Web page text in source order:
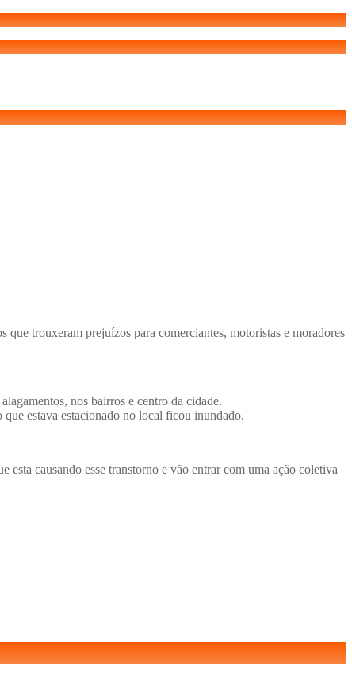
trouxeram prejuízos para comerciantes, motoristas e moradores
nos bairros e centro da cidade.
estava estacionado no local ficou inundado.
causando esse transtorno e vão entrar com uma ação coletiva